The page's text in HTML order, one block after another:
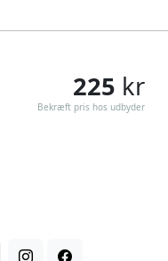
225 kr
Bekræft pris hos udbyder